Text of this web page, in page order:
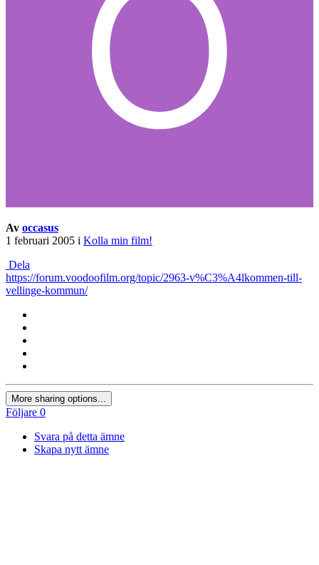
Av occasus
1 februari 2005 i Kolla min film!
Dela
https://forum.voodoofilm.org/topic/2963-v%C3%A4lkommen-till-
vellinge-kommun/
More sharing options...
Följare 0
Svara på detta ämne
Skapa nytt ämne